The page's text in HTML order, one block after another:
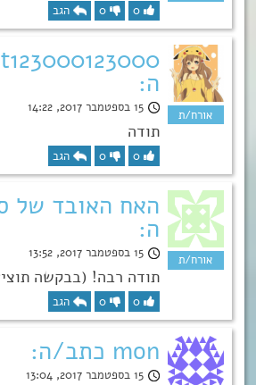
0
0 הגב
ה:
15 בספטמבר 2017, 14:22
תודה
0
0 הגב
האח האובד של
ה:
15 בספטמבר 2017, 13:52
תודה רבה! (בבקשה
0
0 הגב
mon כתב/ה:
15 בספטמבר 2017, 13:04